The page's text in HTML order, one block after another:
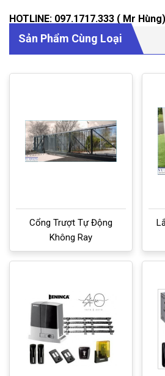
HOTLINE: 097.1717.333 ( Mr Hùng)
Sản Phẩm Cùng Loại
Cổng Trượt Tự Động
Không Ray